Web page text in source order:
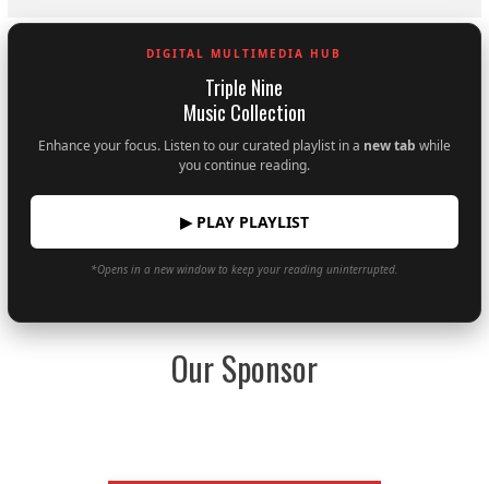
DIGITAL MULTIMEDIA HUB
Triple Nine
Music Collection
Enhance your focus. Listen to our curated playlist in a new tab while
you continue reading.
▶ PLAY PLAYLIST
*Opens in a new window to keep your reading uninterrupted.
Our Sponsor